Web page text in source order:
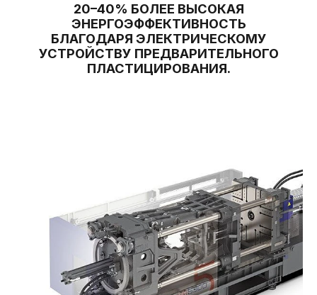
20–40% БОЛЕЕ ВЫСОКАЯ
ЭНЕРГОЭФФЕКТИВНОСТЬ
БЛАГОДАРЯ ЭЛЕКТРИЧЕСКОМУ
УСТРОЙСТВУ ПРЕДВАРИТЕЛЬНОГО
ПЛАСТИЦИРОВАНИЯ.